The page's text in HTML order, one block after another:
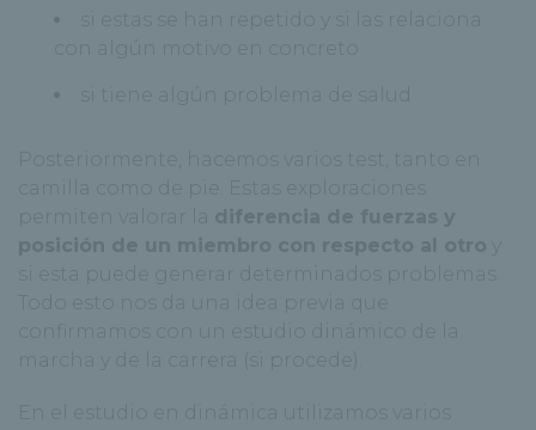
si estas se han repetido y si las relaciona
con algún motivo en concreto
si tiene algún problema de salud
Posteriormente, hacemos varios test, tanto en
camilla como de pie. Estas exploraciones
permiten valorar la diferencia de fuerzas y
posición de un miembro con respecto al otro
si esta puede generar determinados problemas.
Todo esto nos da una idea previa que
confirmamos con un estudio dinámico de la
marcha y de la carrera (si procede).
En el estudio en dinámica utilizamos varios